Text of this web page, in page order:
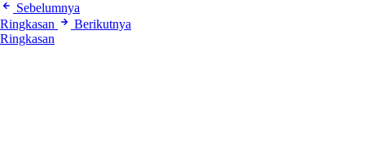
Sebelumnya
Ringkasan
Berikutnya
Ringkasan